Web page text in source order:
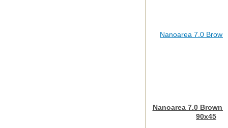
Nanoarea 7.0 Brown
90x45